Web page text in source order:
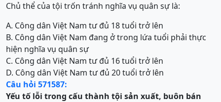
Chủ thể của tội trốn tránh nghĩa vụ quân sự là:
A. Công dân Việt Nam tư đủ 18 tuổi trở lên
B. Công dân Việt Nam đang ở trong lứa tuổi phải thực
hiện nghĩa vụ quân sự
C. Công dân Việt Nam tư đủ 16 tuổi trở lên
D. Công dân Việt Nam tư đủ 20 tuổi trở lên
Câu hỏi 571587:
Yếu tố lỗi trong cấu thành tội sản xuất, buôn bán